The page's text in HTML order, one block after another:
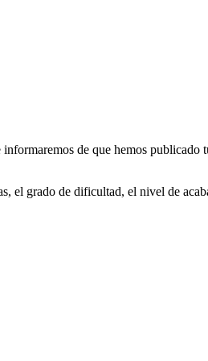
de que hemos publicado
el grado de dificultad, el nivel de